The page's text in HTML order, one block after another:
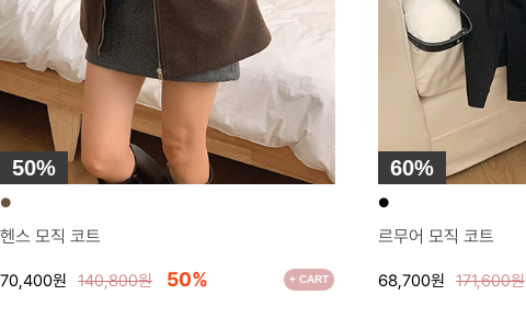
50%
●
헨스 모직 코트
70,400원 140,800원 50% + CART
60%
●
르무어 모직 코트
68,700원 171,600원